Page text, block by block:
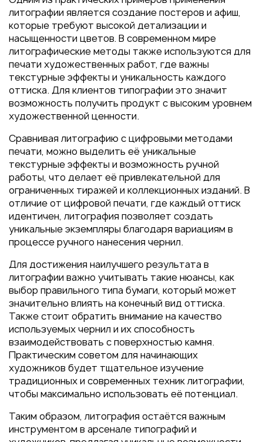
литографии является создание постеров и афиш,
которые требуют высокой детализации и
насыщенности цветов. В современном мире
литографические методы также используются для
печати художественных работ, где важны
текстурные эффекты и уникальность каждого
оттиска. Для клиентов типографии это значит
возможность получить продукт с высоким уровнем
художественной ценности.
Сравнивая литографию с цифровыми методами
печати, можно выделить её уникальные
текстурные эффекты и возможность ручной
работы, что делает её привлекательной для
ограниченных тиражей и коллекционных изданий. В
отличие от цифровой печати, где каждый оттиск
идентичен, литография позволяет создать
уникальные экземпляры благодаря вариациям в
процессе ручного нанесения чернил.
Для достижения наилучшего результата в
литографии важно учитывать такие нюансы, как
выбор правильного типа бумаги, который может
значительно влиять на конечный вид оттиска.
Также стоит обратить внимание на качество
используемых чернил и их способность
взаимодействовать с поверхностью камня.
Практическим советом для начинающих
художников будет тщательное изучение
традиционных и современных техник литографии,
чтобы максимально использовать её потенциал.
Таким образом, литография остаётся важным
инструментом в арсенале типографий и